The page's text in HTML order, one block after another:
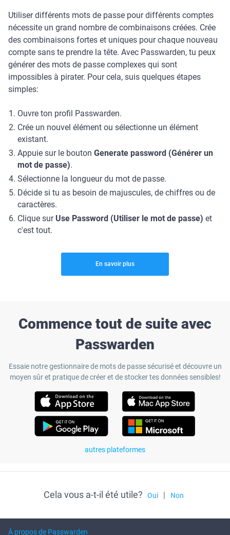
Utiliser différents mots de passe pour différents comptes
nécessite un grand nombre de combinaisons créées. Crée
des combinaisons fortes et uniques pour chaque nouveau
compte sans te prendre la tête. Avec Passwarden, tu peux
générer des mots de passe complexes qui sont
impossibles à pirater. Pour cela, suis quelques étapes
simples:
Ouvre ton profil Passwarden.
Crée un nouvel élément ou sélectionne un élément
existant.
Appuie sur le bouton Generate password (Générer un
mot de passe).
Sélectionne la longueur du mot de passe.
Décide si tu as besoin de majuscules, de chiffres ou de
caractères.
Clique sur Use Password (Utiliser le mot de passe) et
c'est tout.
En savoir plus
Commence tout de suite avec
Passwarden
Essaie notre gestionnaire de mots de passe sécurisé et découvre un
moyen sûr et pratique de créer et de stocker tes données sensibles!
autres plateformes
Cela vous a-t-il été utile? Oui | Non
À propos de Passwarden